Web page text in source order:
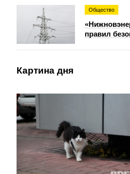
Общество
правил
Картина дня